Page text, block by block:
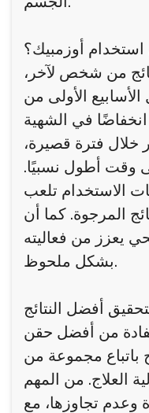
استخدام أوزمبيك؟
من شخص لآخر،
الأسابيع الأولى من
في الشهية
فترة قصيرة،
وقت أطول نسبيًا.
الاستخدام تلعب
المرجوة. كما أن
يعزز من فعاليته
بشكل ملحوظ.
أفضل النتائج
من أفضل حقن
باتباع مجموعة من
العلاج. من المهم
وعدم تجاوزها، مع